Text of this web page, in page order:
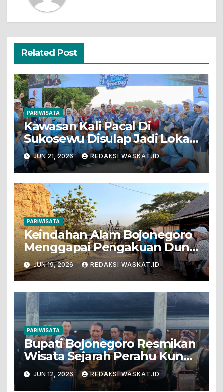
Related Post
PARIWISATA
Kawasan Kali Pacal Di
Sukosewu Disulap Jadi Lokasi
CFD Dan Tempat Rekreasi
JUN 21, 2026 REDAKSI WASKAT.ID
PARIWISATA
Keindahan Alam Bojonegoro
Menggapai Pengakuan Dunia
Melalui Unesco Global
Geopark
JUN 19, 2026 REDAKSI WASKAT.ID
PARIWISATA
Bupati Bojonegoro Resmikan
Wisata Sejarah Perahu Kuno
Dan Wisata Religi Eyang
Soeto Prodjo
JUN 12, 2026 REDAKSI WASKAT.ID